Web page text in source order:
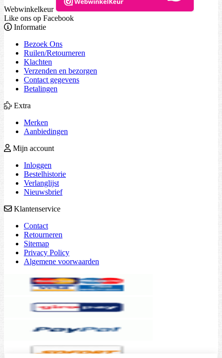
Webwinkelkeur
Like ons op Facebook
Informatie
Bezoek Ons
Ruilen/Retourneren
Klachten
Verzenden en bezorgen
Contact gegevens
Betalingen
Extra
Merken
Aanbiedingen
Mijn account
Inloggen
Bestelhistorie
Verlanglijst
Nieuwsbrief
Klantenservice
Contact
Retourneren
Sitemap
Privacy Policy
Algemene voorwaarden